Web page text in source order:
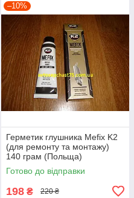
–10%
Герметик глушника Mefix K2
(для ремонту та монтажу)
140 грам (Польща)
Готово до відправки
198 ₴ 220 ₴